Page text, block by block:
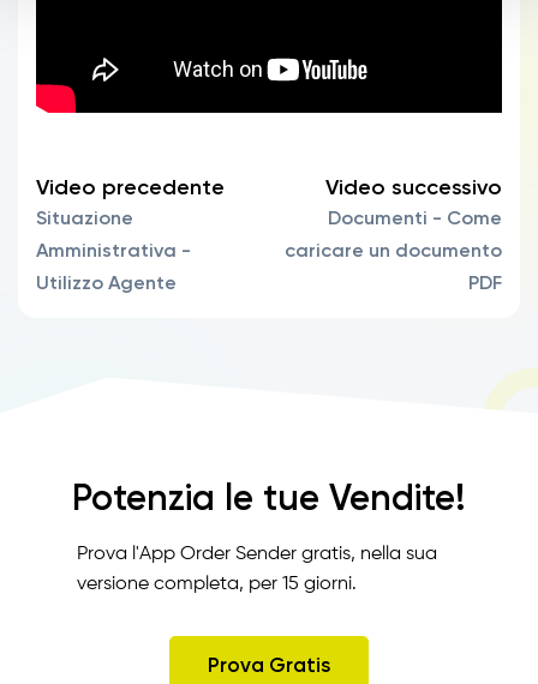
Video precedente
Situazione
Amministrativa -
Utilizzo Agente
Video successivo
Documenti - Come
caricare un documento
PDF
Potenzia le tue Vendite!
Prova l'App Order Sender gratis, nella sua
versione completa, per 15 giorni.
Prova Gratis